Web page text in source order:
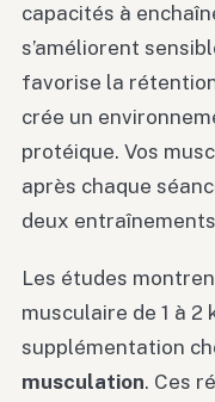
capacités à
s’améliorent
favorise la
crée un
protéique. Vos
après chaque
deux
Les études
musculaire de 1 à 2
supplémentation
musculation. Ces